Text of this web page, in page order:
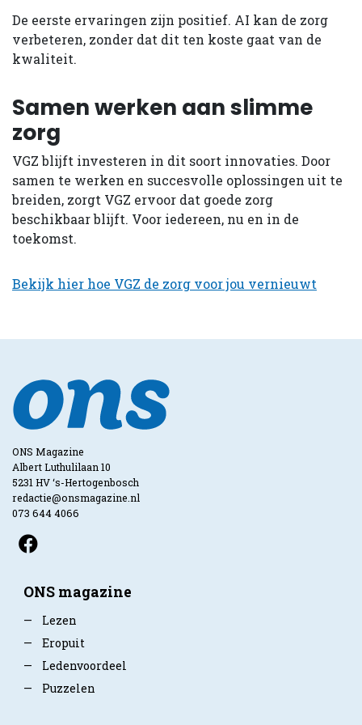
De eerste ervaringen zijn positief. AI kan de zorg
verbeteren, zonder dat dit ten koste gaat van de
kwaliteit.
Samen werken aan slimme
zorg
VGZ blijft investeren in dit soort innovaties. Door
samen te werken en succesvolle oplossingen uit te
breiden, zorgt VGZ ervoor dat goede zorg
beschikbaar blijft. Voor iedereen, nu en in de
toekomst.
Bekijk hier hoe VGZ de zorg voor jou vernieuwt
ONS Magazine
Albert Luthulilaan 10
5231 HV ‘s-Hertogenbosch
redactie@onsmagazine.nl
073 644 4066
ONS magazine
—
Lezen
—
Eropuit
—
Ledenvoordeel
—
Puzzelen